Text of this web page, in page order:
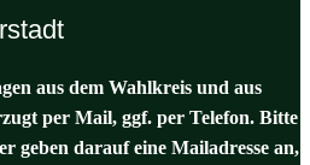
aus dem Wahlkreis und aus
per Mail, ggf. per Telefon. Bitte
geben darauf eine Mailadresse an,